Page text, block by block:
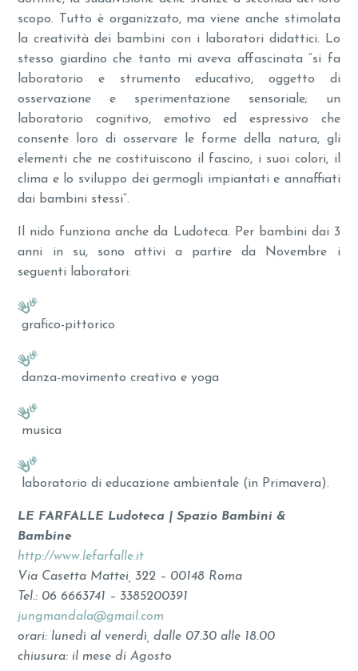
scopo. Tutto è organizzato, ma viene anche stimolata
la creatività dei bambini con i laboratori didattici. Lo
stesso giardino che tanto mi aveva affascinata “si fa
laboratorio e strumento educativo, oggetto di
osservazione e sperimentazione sensoriale; un
laboratorio cognitivo, emotivo ed espressivo che
consente loro di osservare le forme della natura, gli
elementi che ne costituiscono il fascino, i suoi colori, il
clima e lo sviluppo dei germogli impiantati e annaffiati
dai bambini stessi”.
Il nido funziona anche da Ludoteca. Per bambini dai 3
anni in su, sono attivi a partire da Novembre i
seguenti laboratori:
grafico-pittorico
danza-movimento creativo e yoga
musica
laboratorio di educazione ambientale (in Primavera).
LE FARFALLE Ludoteca | Spazio Bambini &
Bambine
http://www.lefarfalle.it
Via Casetta Mattei, 322 – 00148 Roma
Tel.: 06 6663741 – 3385200391
jungmandala@gmail.com
orari: lunedì al venerdì, dalle 07.30 alle 18.00
chiusura: il mese di Agosto